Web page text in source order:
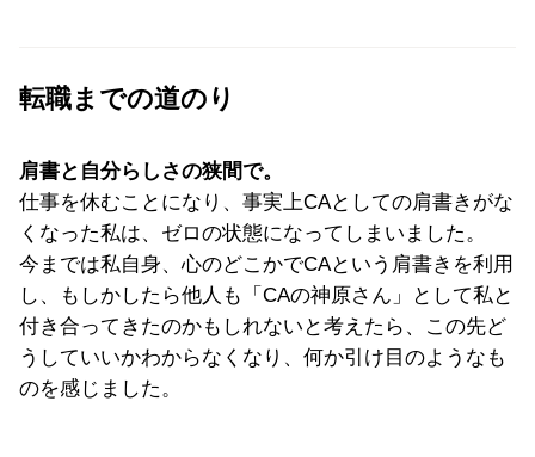
転職までの道のり
肩書と自分らしさの狭間で。
仕事を休むことになり、 事実上CAとしての肩書きがな
くなった私は、 ゼロの状態になってしまいました。
今までは私自身、心のどこかでCAという肩書きを利用
し、もしかしたら他人も「CAの神原さん」
として私と
付き合ってきたのかもしれないと考えたら、この先ど
うしていいかわからなくなり、何か引け目のようなも
のを感じました。